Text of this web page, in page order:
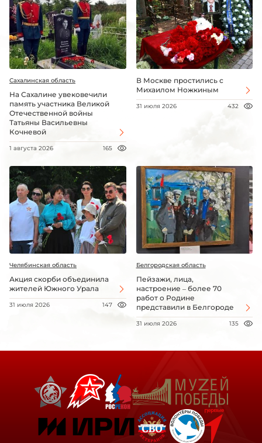
Сахалинская область
На Сахалине увековечили
память участника Великой
Отечественной войны
Татьяны Васильевны
Кочневой
1 августа 2026 165
В Москве простились с
Михаилом Ножкиным
31 июля 2026 432
Челябинская область
Акция скорби объединила
жителей Южного Урала
31 июля 2026 147
Белгородская область
Пейзажи, лица,
настроение – более 70
работ о Родине
представили в Белгороде
31 июля 2026 135